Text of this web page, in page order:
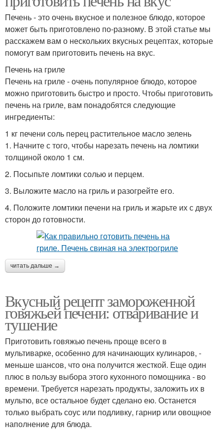
Печень - это очень вкусное и полезное блюдо, которое
может быть приготовлено по-разному. В этой статье мы
расскажем вам о нескольких вкусных рецептах, которые
помогут вам приготовить печень на вкус.
Печень на гриле
Печень на гриле - очень популярное блюдо, которое
можно приготовить быстро и просто. Чтобы приготовить
печень на гриле, вам понадобятся следующие
ингредиенты:
1 кг печени соль перец растительное масло зелень
1. Начните с того, чтобы нарезать печень на ломтики
толщиной около 1 см.
2. Посыпьте ломтики солью и перцем.
3. Выложите масло на гриль и разогрейте его.
4. Положите ломтики печени на гриль и жарьте их с двух
сторон до готовности.
читать дальше →
Вкусный рецепт замороженной
говяжьей печени: отваривание и
тушение
Приготовить говяжью печень проще всего в
мультиварке, особенно для начинающих кулинаров, -
меньше шансов, что она получится жесткой. Еще один
плюс в пользу выбора этого кухонного помощника - во
времени. Требуется нарезать продукты, заложить их в
мультю, все остальное будет сделано ею. Останется
только выбрать соус или подливку, гарнир или овощное
наполнение для блюда.